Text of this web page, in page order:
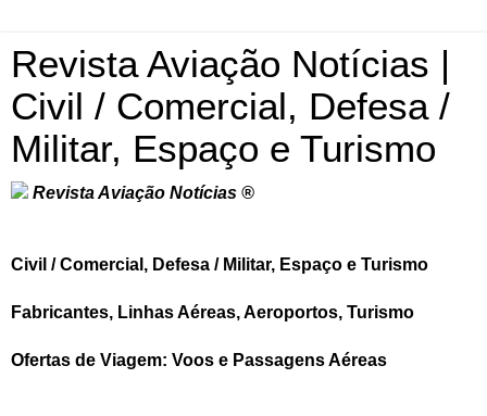
Revista Aviação Notícias |
Civil / Comercial, Defesa /
Militar, Espaço e Turismo
Revista Aviação Notícias ®
Civil / Comercial, Defesa / Militar, Espaço e Turismo
Fabricantes, Linhas Aéreas, Aeroportos, Turismo
Ofertas de Viagem: Voos e Passagens Aéreas